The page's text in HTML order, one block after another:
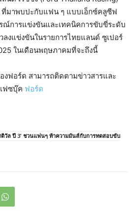
ที่มาพบปะกับแฟน ๆ แบบเอ็กซ์คลูซีฟ
ณ์การแข่งขันและเทคนิคการขับขี่ระดับ
งแข่งขันในรายการไทยแลนด์ ซูเปอร์
ในเดือนพฤษภาคมที่จะถึงนี้
งฟอร์ด สามารถติดตามข่าวสารและ
ฟซบุ๊ค ฟอร์ด
วัล ปี 3' ชวนแฟนๆ ท้าความมันส์กับการทดสอบขับ